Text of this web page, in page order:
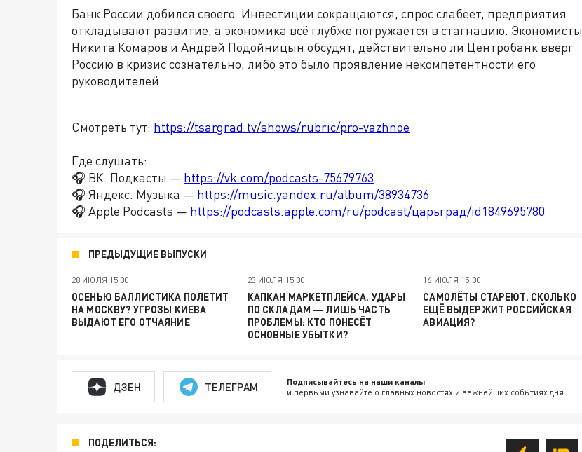
Банк России добился своего. Инвестиции сокращаются, спрос слабеет, предприятия
откладывают развитие, а экономика всё глубже погружается в стагнацию. Экономисты
Никита Комаров и Андрей Подойницын обсудят, действительно ли Центробанк вверг
Россию в кризис сознательно, либо это было проявление некомпетентности его
руководителей.
Смотреть тут: https://tsargrad.tv/shows/rubric/pro-vazhnoe
Где слушать:
🎧 ВК. Подкасты — https://vk.com/podcasts-75679763
🎧 Яндекс. Музыка — https://music.yandex.ru/album/38934736
🎧 Apple Podcasts — https://podcasts.apple.com/ru/podcast/царьград/id1849695780
ПРЕДЫДУЩИЕ ВЫПУСКИ
28 ИЮЛЯ 15:00
ОСЕНЬЮ БАЛЛИСТИКА ПОЛЕТИТ
НА МОСКВУ? УГРОЗЫ КИЕВА
ВЫДАЮТ ЕГО ОТЧАЯНИЕ
23 ИЮЛЯ 15:00
КАПКАН МАРКЕТПЛЕЙСА. УДАРЫ
ПО СКЛАДАМ — ЛИШЬ ЧАСТЬ
ПРОБЛЕМЫ: КТО ПОНЕСЁТ
ОСНОВНЫЕ УБЫТКИ?
16 ИЮЛЯ 15:00
САМОЛЁТЫ СТАРЕЮТ. СКОЛЬКО
ЕЩЁ ВЫДЕРЖИТ РОССИЙСКАЯ
АВИАЦИЯ?
ДЗЕН ТЕЛЕГРАМ Подписывайтесь на наши каналы
и первыми узнавайте о главных новостях и важнейших событиях дня.
ПОДЕЛИТЬСЯ: